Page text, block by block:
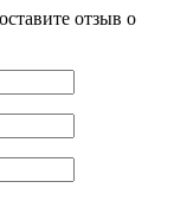
отзыв о